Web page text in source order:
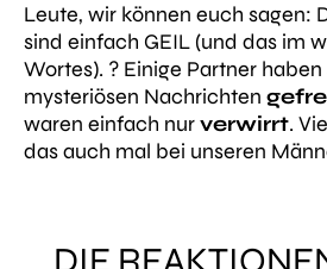
Leute, wir können euch sagen:
sind einfach GEIL (und das im
Wortes). ? Einige Partner
mysteriösen Nachrichten
waren einfach nurverwirrt.
das auch mal bei unseren